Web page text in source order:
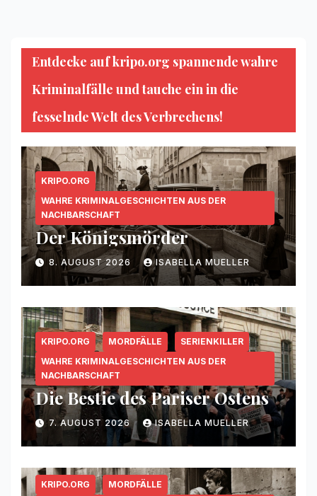
Entdecke auf kripo.org spannende wahre
Kriminalfälle und tauche ein in die
fesselnde Welt des Verbrechens!
KRIPO.ORG
WAHRE KRIMINALGESCHICHTEN AUS DER
NACHBARSCHAFT
Der Königsmörder
8. AUGUST 2026 ISABELLA MUELLER
KRIPO.ORG MORDFÄLLE
SERIENKILLER
WAHRE KRIMINALGESCHICHTEN AUS DER
NACHBARSCHAFT
Die Bestie des Pariser Ostens
7. AUGUST 2026 ISABELLA MUELLER
KRIPO.ORG
MORDFÄLLE